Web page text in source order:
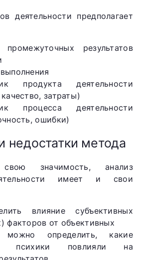
деятельности предполагает
результатов
продукта деятельности
затраты)
процесса деятельности
ошибки)
недостатки метода
значимость, анализ
имеет и свои
влияние субъективных
факторов от объективных
определить, какие
психики повлияли на